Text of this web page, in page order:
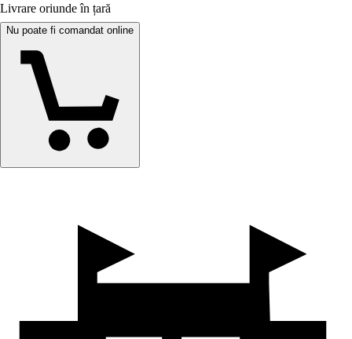
Livrare oriunde în țară
Nu poate fi comandat online